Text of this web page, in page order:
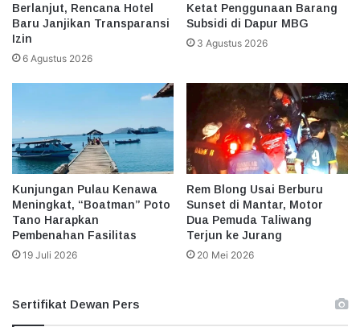
Berlanjut, Rencana Hotel
Baru Janjikan Transparansi
Izin
6 Agustus 2026
Ketat Penggunaan Barang
Subsidi di Dapur MBG
3 Agustus 2026
Kunjungan Pulau Kenawa
Meningkat, “Boatman” Poto
Tano Harapkan
Pembenahan Fasilitas
19 Juli 2026
Rem Blong Usai Berburu
Sunset di Mantar, Motor
Dua Pemuda Taliwang
Terjun ke Jurang
20 Mei 2026
Sertifikat Dewan Pers